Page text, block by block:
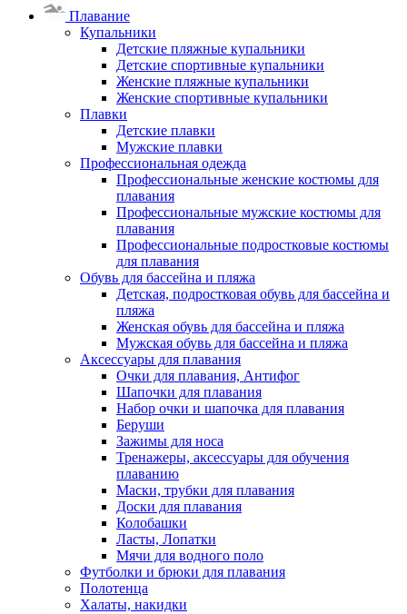
Плавание
Купальники
Детские пляжные купальники
Детские спортивные купальники
Женские пляжные купальники
Женские спортивные купальники
Плавки
Детские плавки
Мужские плавки
Профессиональная одежда
Профессиональные женские костюмы для
плавания
Профессиональные мужские костюмы для
плавания
Профессиональные подростковые костюмы
для плавания
Обувь для бассейна и пляжа
Детская, подростковая обувь для бассейна и
пляжа
Женская обувь для бассейна и пляжа
Мужская обувь для бассейна и пляжа
Аксессуары для плавания
Очки для плавания, Антифог
Шапочки для плавания
Набор очки и шапочка для плавания
Беруши
Зажимы для носа
Тренажеры, аксессуары для обучения
плаванию
Маски, трубки для плавания
Доски для плавания
Колобашки
Ласты, Лопатки
Мячи для водного поло
Футболки и брюки для плавания
Полотенца
Халаты, накидки